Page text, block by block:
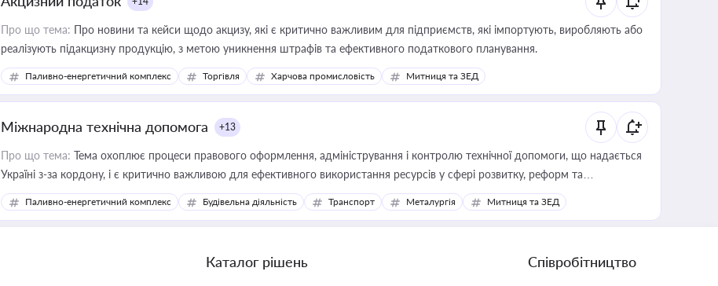
Про що тема: Про новини та кейси щодо акцизу, які є критично важливим для підприємств, які імпортують, виробляють або
реалізують підакцизну продукцію, з метою уникнення штрафів та ефективного податкового планування.
Паливно-енергетичний комплекс Торгівля Харчова промисловість Митниця та ЗЕД
Міжнародна технічна допомога +13
Про що тема: Тема охоплює процеси правового оформлення, адміністрування і контролю технічної допомоги, що надається
Україні з-за кордону, і є критично важливою для ефективного використання ресурсів у сфері розвитку, реформ та
інфраструктурних проєктів
Паливно-енергетичний комплекс Будівельна діяльність Транспорт Металургія Митниця та ЗЕД
Каталог рішень Співробітництво